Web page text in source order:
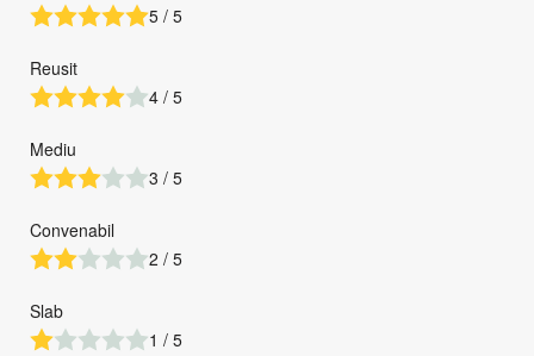
5 / 5
Reusit
4 / 5
Mediu
3 / 5
Convenabil
2 / 5
Slab
1 / 5